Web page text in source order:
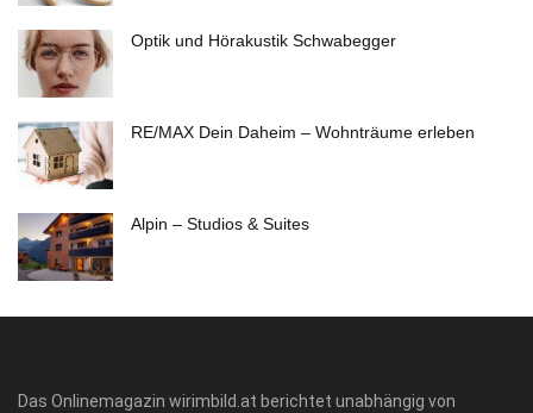
Optik und Hörakustik Schwabegger
RE/MAX Dein Daheim – Wohnträume erleben
Alpin – Studios & Suites
Das Onlinemagazin wirimbild.at berichtet unabhängig von